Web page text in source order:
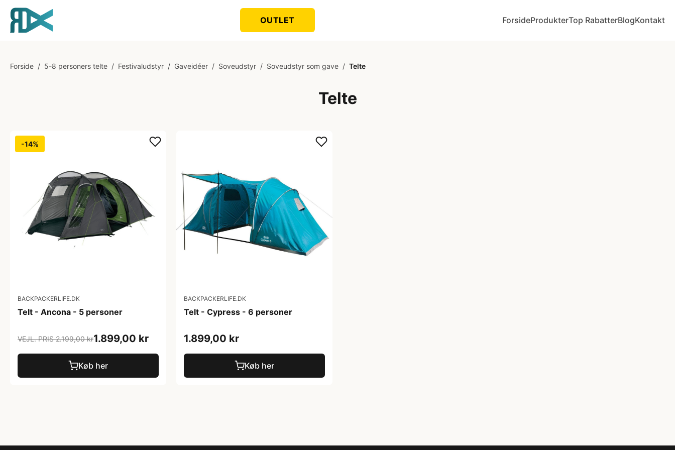
OUTLET ForsideProdukterTop RabatterBlogKontakt
Forside / 5-8 personers telte / Festivaludstyr / Gaveidéer / Soveudstyr / Soveudstyr som gave / Telte
Telte
-14%
BACKPACKERLIFE.DK
Telt - Ancona - 5 personer
VEJL. PRIS 2.199,00 kr1.899,00 kr
Køb her
BACKPACKERLIFE.DK
Telt - Cypress - 6 personer
1.899,00 kr
Køb her